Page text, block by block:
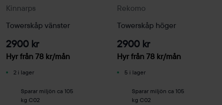
Kinnarps
Towerskåp vänster
2900 kr
Hyr från 78 kr/mån
2 i lager
Sparar miljön ca 105
kg C02
Rekomo
Towerskåp höger
2900 kr
Hyr från 78 kr/mån
5 i lager
Sparar miljön ca 105
kg C02